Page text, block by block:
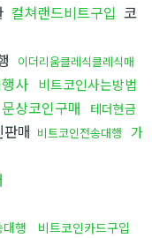
컬쳐랜드비트구입 코
이더리움클레식클레식매
사 비트코인사는방법
문상코인구매
테더현금
매 비트코인전송대행 가
행 비트코인카드구입